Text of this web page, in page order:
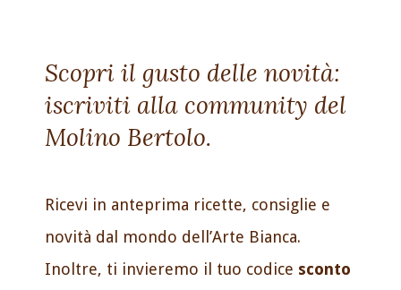
Scopri il gusto delle novità:
iscriviti alla community del
Molino Bertolo.
Ricevi in anteprima ricette, consiglie e
novità dal mondo dell’Arte Bianca.
Inoltre, ti invieremo il tuo codice sconto